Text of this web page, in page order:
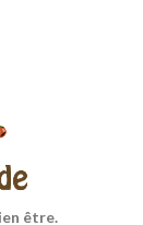
être.